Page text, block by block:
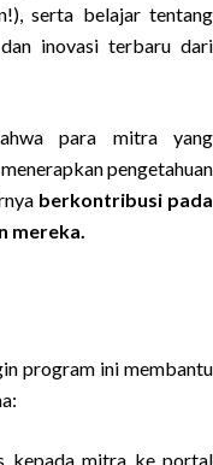
serta belajar tentang
inovasi terbaru dari
para mitra yang
pengetahuan
berkontribusi pada
mereka.
program ini membantu
kepada mitra ke portal